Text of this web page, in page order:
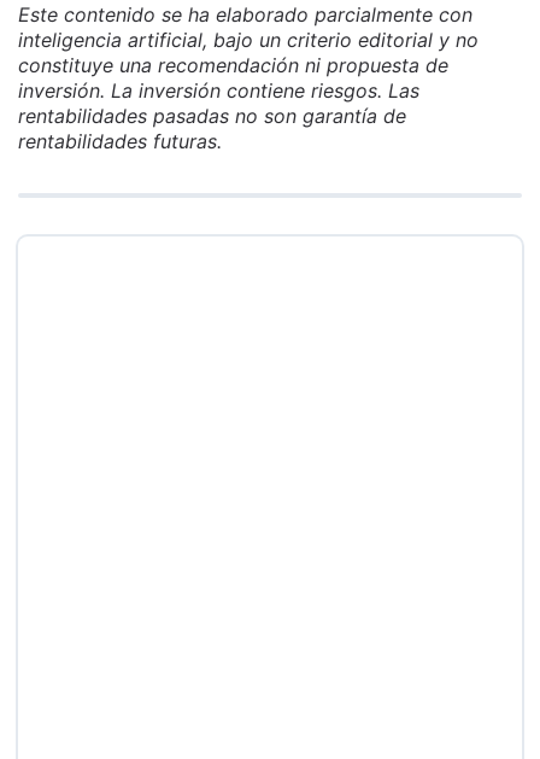
Este contenido se ha elaborado parcialmente con
inteligencia artificial, bajo un criterio editorial y no
constituye una recomendación ni propuesta de
inversión. La inversión contiene riesgos. Las
rentabilidades pasadas no son garantía de
rentabilidades futuras.